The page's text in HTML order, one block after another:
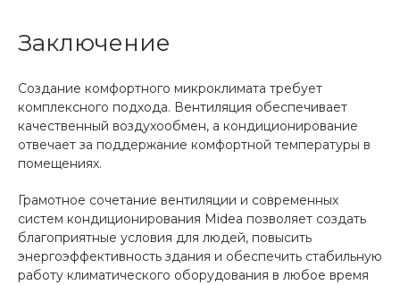
Заключение
Создание комфортного микроклимата требует
комплексного подхода. Вентиляция обеспечивает
качественный воздухообмен, а кондиционирование
отвечает за поддержание комфортной температуры в
помещениях.
Грамотное сочетание вентиляции и современных
систем кондиционирования Midea позволяет создать
благоприятные условия для людей, повысить
энергоэффективность здания и обеспечить стабильную
работу климатического оборудования в любое время